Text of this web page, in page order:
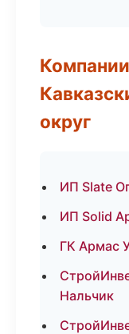
округ
ИП Slate
ИП Solid
ГК Армас
Нальчик